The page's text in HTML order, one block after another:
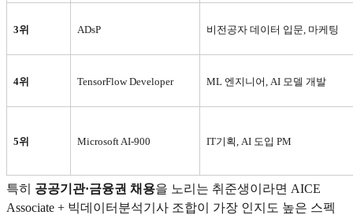
3위 ADsP 비전공자 데이터 입문, 마케팅
4위 TensorFlow Developer ML 엔지니어, AI 모델 개발
5위 Microsoft AI-900 IT기획, AI 도입 PM
특히 공공기관·금융권 채용을 노리는 취준생이라면 AICE
Associate + 빅데이터분석기사 조합이 가장 인지도 높은 스펙